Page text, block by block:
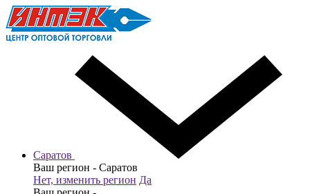
Саратов
Ваш регион - Саратов
Нет, изменить регион Да